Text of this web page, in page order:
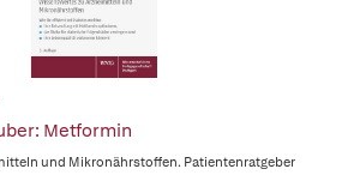
Metformin
und Mikronährstoffen. Patientenratgeber